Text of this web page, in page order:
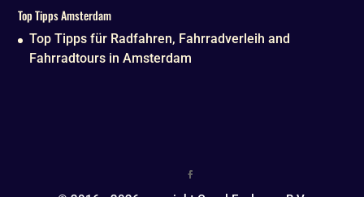
Top Tipps Amsterdam
Top Tipps für Radfahren, Fahrradverleih and
Fahrradtours in Amsterdam